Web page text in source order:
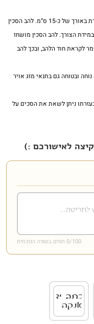
סכין זו מציגה להב העשוי פלדת אל-חלד 440 מושחרת באורך של כ-15 ס”מ. להב הסכין
הצורך. להב הסכין מושחז
לקראת חוד הלהב, ובכך להב
נוחה ובטוחה גם בתנאי מזג אויר
ניתן לשאת את הסכים על
לאישורכם :)
0/100 תווים בשורה הנוכחית